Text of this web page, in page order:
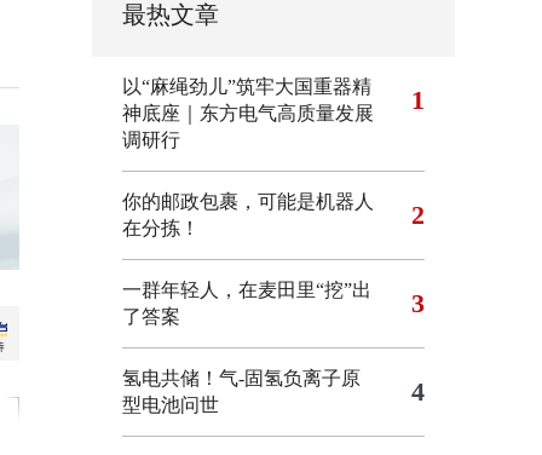
最热文章
以“麻绳劲儿”筑牢大国重器精
神底座｜东方电气高质量发展
调研行
1
你的邮政包裹，可能是机器人
在分拣！
2
一群年轻人，在麦田里“挖”出
了答案
3
氢电共储！气-固氢负离子原
型电池问世
4